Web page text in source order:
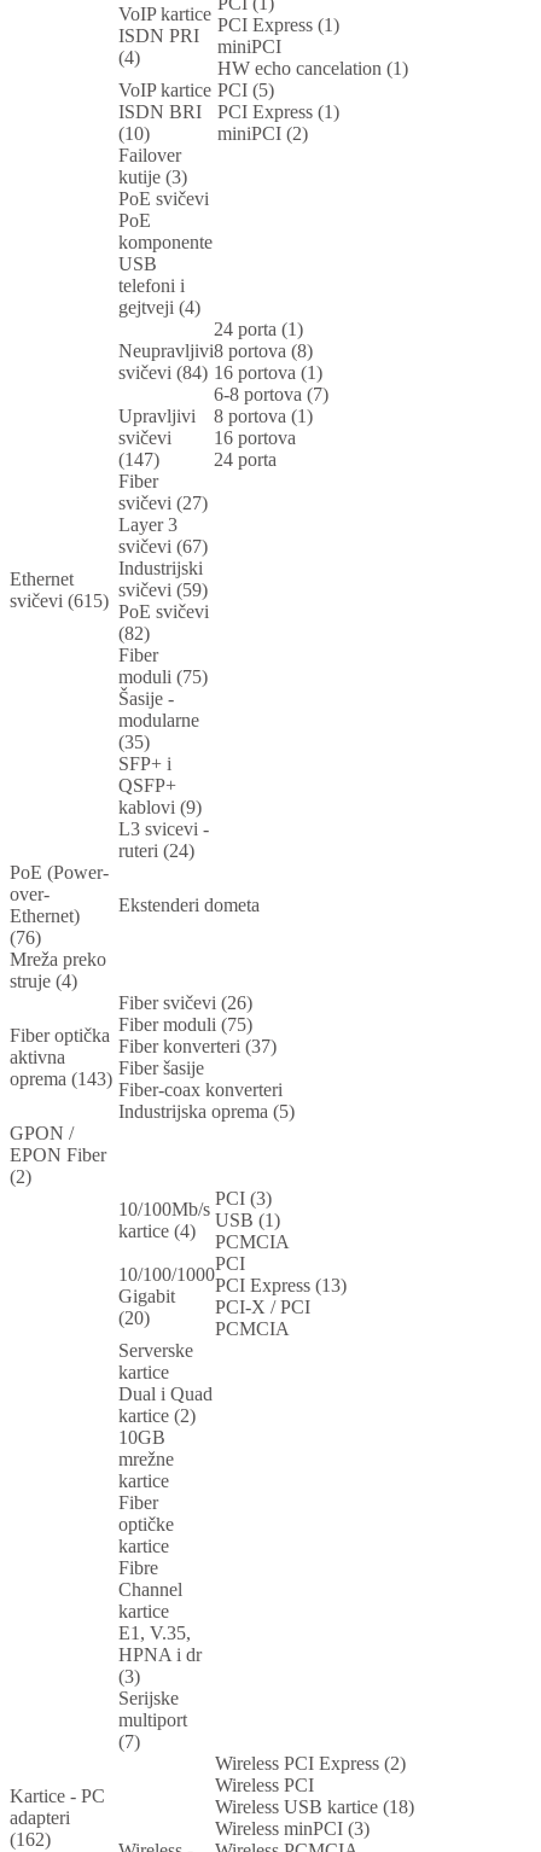
VoIP kartice
ISDN PRI
(4)
PCI Express (1)
miniPCI
HW echo cancelation (1)
VoIP kartice
ISDN BRI
(10)
PCI (5)
PCI Express (1)
miniPCI (2)
Failover
kutije (3)
PoE svičevi
PoE
komponente
USB
telefoni i
gejtveji (4)
Ethernet
svičevi (615)
Neupravljivi
svičevi (84)
24 porta (1)
8 portova (8)
16 portova (1)
6-8 portova (7)
Upravljivi
svičevi
(147)
8 portova (1)
16 portova
24 porta
Fiber
svičevi (27)
Layer 3
svičevi (67)
Industrijski
svičevi (59)
PoE svičevi
(82)
Fiber
moduli (75)
Šasije -
modularne
(35)
SFP+ i
QSFP+
kablovi (9)
L3 svicevi -
ruteri (24)
PoE (Power-
over-
Ethernet)
(76)
Ekstenderi dometa
Mreža preko
struje (4)
Fiber optička
aktivna
oprema (143)
Fiber svičevi (26)
Fiber moduli (75)
Fiber konverteri (37)
Fiber šasije
Fiber-coax konverteri
Industrijska oprema (5)
GPON /
EPON Fiber
(2)
Kartice - PC
adapteri
(162)
10/100Mb/s
kartice (4)
PCI (3)
USB (1)
PCMCIA
10/100/1000
Gigabit
(20)
PCI
PCI Express (13)
PCI-X / PCI
PCMCIA
Serverske
kartice
Dual i Quad
kartice (2)
10GB
mrežne
kartice
Fiber
optičke
kartice
Fibre
Channel
kartice
E1, V.35,
HPNA i dr
(3)
Serijske
multiport
(7)
Wireless PCI Express (2)
Wireless PCI
Wireless USB kartice (18)
Wireless minPCI (3)